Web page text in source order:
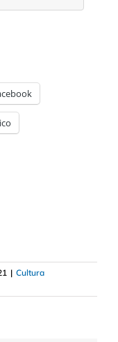
| Cultura